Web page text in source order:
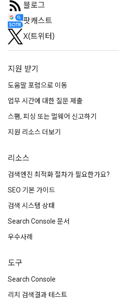
블로그
팟캐스트
X(트위터)
지원 받기
도움말 포럼으로 이동
업무 시간에 대한 질문 제출
스팸, 피싱 또는 멀웨어 신고하기
지원 리소스 더보기
리소스
검색엔진 최적화 절차가 필요한가요?
SEO 기본 가이드
검색 시스템 상태
Search Console 문서
우수사례
도구
Search Console
리치 검색결과 테스트